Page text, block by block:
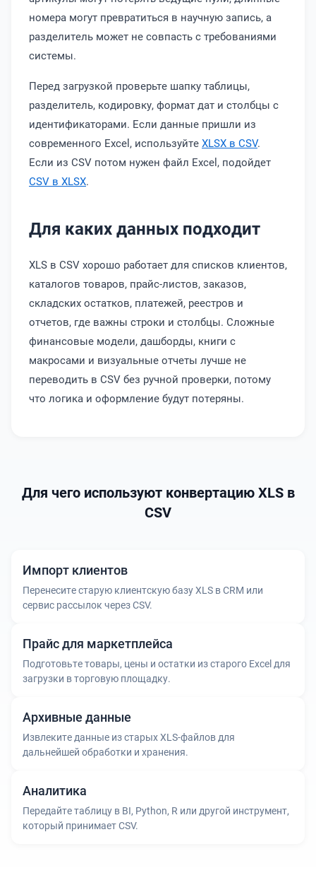
номера могут превратиться в научную запись, а
разделитель может не совпасть с требованиями
системы.
Перед загрузкой проверьте шапку таблицы,
разделитель, кодировку, формат дат и столбцы с
идентификаторами. Если данные пришли из
современного Excel, используйте XLSX в CSV.
Если из CSV потом нужен файл Excel, подойдет
CSV в XLSX.
Для каких данных подходит
XLS в CSV хорошо работает для списков клиентов,
каталогов товаров, прайс-листов, заказов,
складских остатков, платежей, реестров и
отчетов, где важны строки и столбцы. Сложные
финансовые модели, дашборды, книги с
макросами и визуальные отчеты лучше не
переводить в CSV без ручной проверки, потому
что логика и оформление будут потеряны.
Для чего используют конвертацию XLS в
CSV
Импорт клиентов
Перенесите старую клиентскую базу XLS в CRM или
сервис рассылок через CSV.
Прайс для маркетплейса
Подготовьте товары, цены и остатки из старого Excel для
загрузки в торговую площадку.
Архивные данные
Извлеките данные из старых XLS-файлов для
дальнейшей обработки и хранения.
Аналитика
Передайте таблицу в BI, Python, R или другой инструмент,
который принимает CSV.